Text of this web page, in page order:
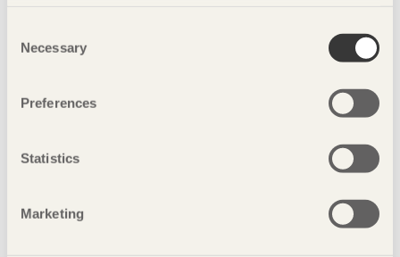
Selection
Necessary
Preferences
Statistics
Marketing
klimatmål, bygg- och anläggningssektorns "färdplan
klimatinitiativ som LFM30.
: En incitamentsmodell bör införas
stipulerade kraven, och denna modell bör utformas i
Redovisning av biogen inlagring av kol
: Biogen
inlagring av kol bör redovisas i klimatdeklarationerna.